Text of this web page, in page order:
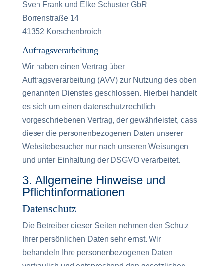
Sven Frank und Elke Schuster GbR
Borrenstraße 14
41352 Korschenbroich
Auftragsverarbeitung
Wir haben einen Vertrag über
Auftragsverarbeitung (AVV) zur Nutzung des oben
genannten Dienstes geschlossen. Hierbei handelt
es sich um einen datenschutzrechtlich
vorgeschriebenen Vertrag, der gewährleistet, dass
dieser die personenbezogenen Daten unserer
Websitebesucher nur nach unseren Weisungen
und unter Einhaltung der DSGVO verarbeitet.
3. Allgemeine Hinweise und
Pflicht­informationen
Datenschutz
Die Betreiber dieser Seiten nehmen den Schutz
Ihrer persönlichen Daten sehr ernst. Wir
behandeln Ihre personenbezogenen Daten